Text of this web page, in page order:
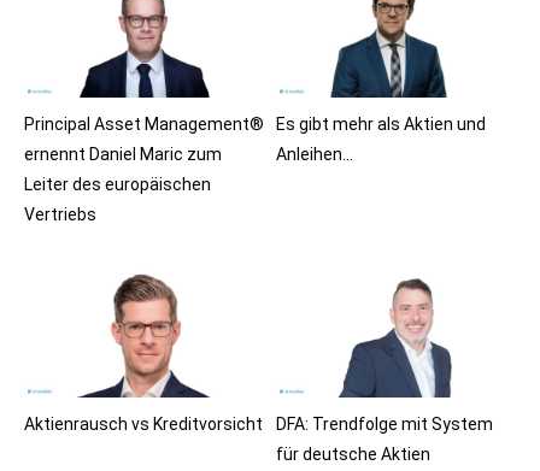
Principal Asset Management®
ernennt Daniel Maric zum
Leiter des europäischen
Vertriebs
Es gibt mehr als Aktien und
Anleihen…
Aktienrausch vs Kreditvorsicht
DFA: Trendfolge mit System
für deutsche Aktien